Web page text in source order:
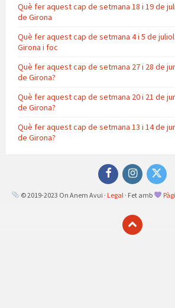
Què fer aquest cap de setmana 18 i 19 de
de Girona
Què fer aquest cap de setmana 4 i 5 de
Girona i foc
Què fer aquest cap de setmana 27 i 28 de
de Girona?
Què fer aquest cap de setmana 20 i 21 de
de Girona?
Què fer aquest cap de setmana 13 i 14 de
de Girona?
FacebookInstagram
© 2019-2023 On Anem Avui · Legal · Fet amb